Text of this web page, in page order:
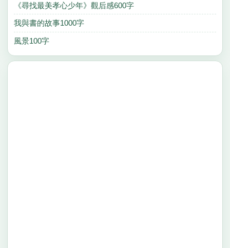
《尋找最美孝心少年》觀后感600字
我與書的故事1000字
風景100字